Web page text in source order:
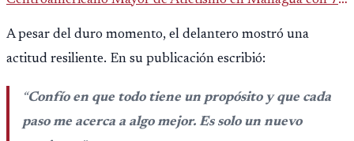
A pesar del duro momento, el delantero mostró una
actitud resiliente. En su publicación escribió:
“Confío en que todo tiene un propósito y que cada
paso me acerca a algo mejor. Es solo un nuevo